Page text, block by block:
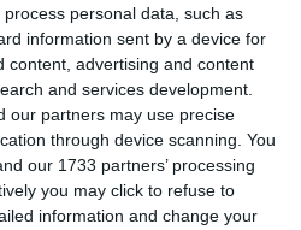
personal data, such as
information sent by a device for
content, advertising and content
and services development.
our partners may use precise
through device scanning. You
our 1733 partners’ processing
you may click to refuse to
information and change your